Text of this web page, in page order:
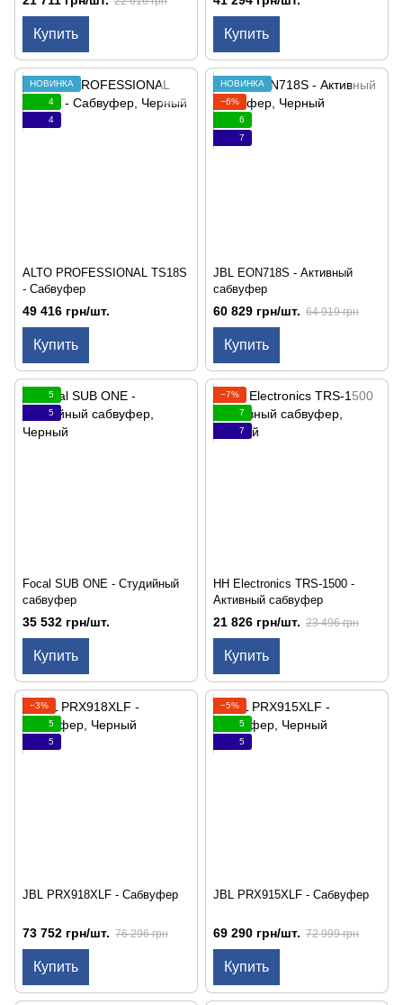
Купить Купить
НОВИНКА
4
4
ALTO PROFESSIONAL TS18S
- Сабвуфер
49 416 грн/шт.
Купить
НОВИНКА
−6%
6
7
JBL EON718S - Активный
сабвуфер
60 829 грн/шт. 64 919 грн
Купить
5
5
Focal SUB ONE - Студийный
сабвуфер
35 532 грн/шт.
Купить
−7%
7
7
HH Electronics TRS-1500 -
Активный сабвуфер
21 826 грн/шт. 23 496 грн
Купить
−3%
5
5
JBL PRX918XLF - Сабвуфер
73 752 грн/шт. 76 296 грн
Купить
−5%
5
5
JBL PRX915XLF - Сабвуфер
69 290 грн/шт. 72 999 грн
Купить